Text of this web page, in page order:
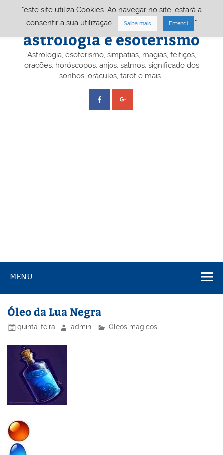
Portal A&E – Portal
astrologia e esoterismo
Astrologia, esoterismo, simpatias, magias, feitiços,
orações, horóscopos, anjos, salmos, significado dos
sonhos, oráculos, tarot e mais…
MENU
Óleo da Lua Negra
quinta-feira admin Óleos magicos
"este site utiliza Cookies. Ao navegar no site, estará a
consentir a sua utilização.
Saiba mais Entendi ."